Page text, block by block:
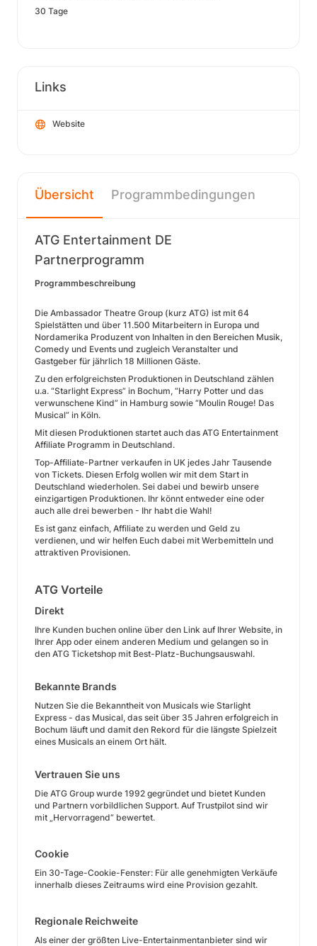
30 Tage
Links
Website
Übersicht Programmbedingungen
ATG Entertainment DE
Partnerprogramm
Programmbeschreibung
Die Ambassador Theatre Group (kurz ATG) ist mit 64
Spielstätten und über 11.500 Mitarbeitern in Europa und
Nordamerika Produzent von Inhalten in den Bereichen Musik,
Comedy und Events und zugleich Veranstalter und
Gastgeber für jährlich 18 Millionen Gäste.
Zu den erfolgreichsten Produktionen in Deutschland zählen
u.a. “Starlight Express” in Bochum, “Harry Potter und das
verwunschene Kind” in Hamburg sowie “Moulin Rouge! Das
Musical” in Köln.
Mit diesen Produktionen startet auch das ATG Entertainment
Affiliate Programm in Deutschland.
Top-Affiliate-Partner verkaufen in UK jedes Jahr Tausende
von Tickets. Diesen Erfolg wollen wir mit dem Start in
Deutschland wiederholen. Sei dabei und bewirb unsere
einzigartigen Produktionen. Ihr könnt entweder eine oder
auch alle drei bewerben - Ihr habt die Wahl!
Es ist ganz einfach, Affiliate zu werden und Geld zu
verdienen, und wir helfen Euch dabei mit Werbemitteln und
attraktiven Provisionen.
ATG Vorteile
Direkt
Ihre Kunden buchen online über den Link auf Ihrer Website, in
Ihrer App oder einem anderen Medium und gelangen so in
den ATG Ticketshop mit Best-Platz-Buchungsauswahl.
Bekannte Brands
Nutzen Sie die Bekanntheit von Musicals wie Starlight
Express - das Musical, das seit über 35 Jahren erfolgreich in
Bochum läuft und damit den Rekord für die längste Spielzeit
eines Musicals an einem Ort hält.
Vertrauen Sie uns
Die ATG Group wurde 1992 gegründet und bietet Kunden
und Partnern vorbildlichen Support. Auf Trustpilot sind wir
mit „Hervorragend“ bewertet.
Cookie
Ein 30-Tage-Cookie-Fenster: Für alle genehmigten Verkäufe
innerhalb dieses Zeitraums wird eine Provision gezahlt.
Regionale Reichweite
Als einer der größten Live-Entertainmentanbieter sind wir